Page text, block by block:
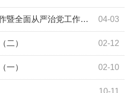
04-03
全面从严治党工作会议
02-12
二）
02-10
一）
10-11